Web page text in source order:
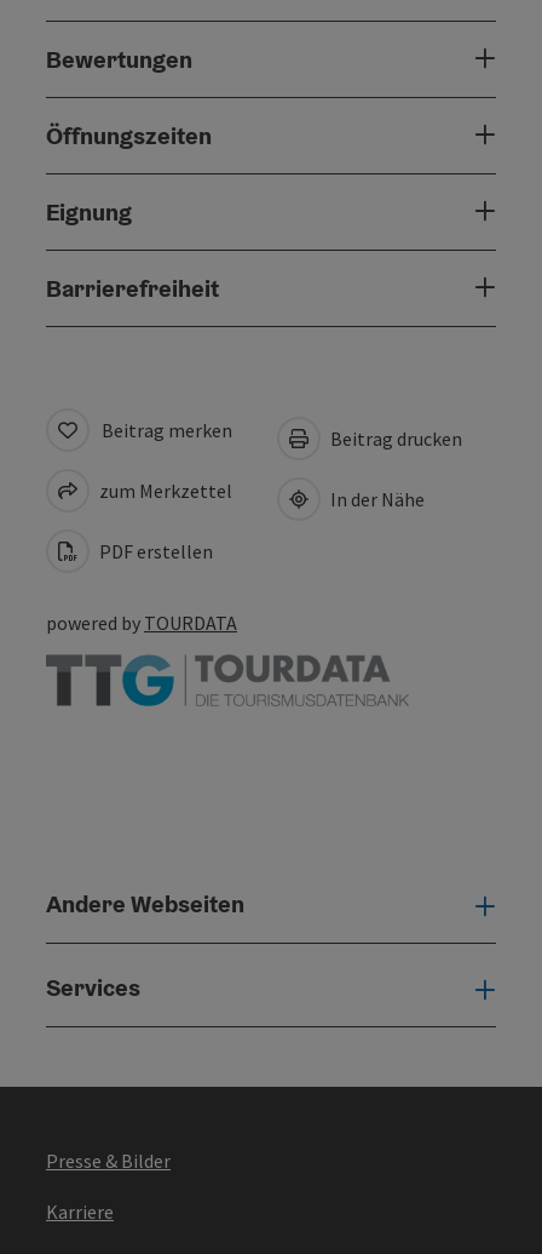
Bewertungen
Öffnungszeiten
Eignung
Barrierefreiheit
Beitrag merken
zum Merkzettel
PDF erstellen
Beitrag drucken
In der Nähe
powered by TOURDATA
Andere Webseiten
Services
Presse & Bilder
Karriere